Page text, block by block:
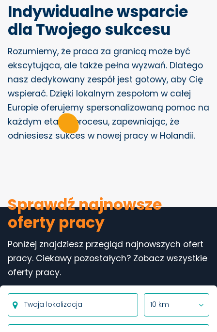
Indywidualne wsparcie
dla Twojego sukcesu
Rozumiemy, że praca za granicą może być
ekscytująca, ale także pełna wyzwań. Dlatego
nasz dedykowany zespół jest gotowy, aby Cię
wspierać. Dzięki lokalnym zespołom w całej
Europie oferujemy spersonalizowaną pomoc na
każdym etapie procesu, zapewniając, że
odniesiesz sukces w nowej pracy w Holandii.
Sprawdź najnowsze
oferty pracy
Poniżej znajdziesz przegląd najnowszych ofert
pracy. Ciekawy pozostałych? Zobacz wszystkie
oferty pracy.
10 km